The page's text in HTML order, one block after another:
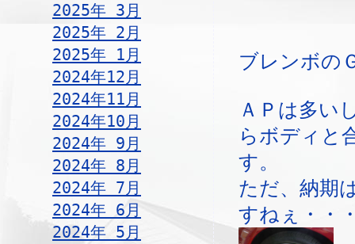
2025年 3月
2025年 2月
2025年 1月
2024年12月
2024年11月
2024年10月
2024年 9月
2024年 8月
2024年 7月
2024年 6月
2024年 5月
ブレンボの
ＡＰは多い
らボディと
す。
ただ、納期
すねぇ・・